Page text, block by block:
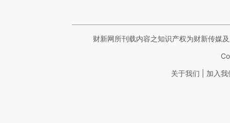
财新网所刊载内容之知识产权为财新传媒
关于我们 加入我